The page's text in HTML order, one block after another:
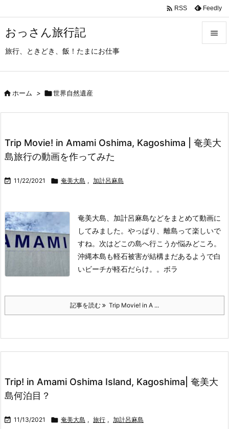
おっさん旅行記
旅行、ときどき、飯！たまにお仕事

次へ
 RSS Feedly
ホーム > 世界自然遺産
Trip Movie! in Amami Oshima, Kagoshima | 奄美大
島旅行の動画を作ってみた
 11/22/2021  奄美大島 , 加計呂麻島
奄美大島、加計呂麻島などをまとめて動画に
してみました。 やっぱり、離島って楽しいで
すね。 次はどこの島へ行こうか悩みどころ。
沖縄本島も軽石被害が結構まだあるようで白
いビーチが軽石だらけ。。 ボラ
記事を読む Trip Movie! in A ...
Trip! in Amami Oshima Island, Kagoshima| 奄美大
島何泊目？
 11/13/2021  奄美大島 , 旅行 , 加計呂麻島